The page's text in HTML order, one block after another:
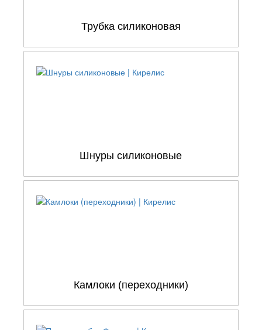
Трубка силиконовая
Шнуры силиконовые
Камлоки (переходники)